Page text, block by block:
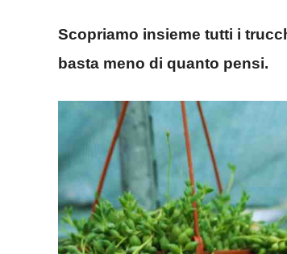
Scopriamo insieme tutti i
basta meno di quanto pensi.